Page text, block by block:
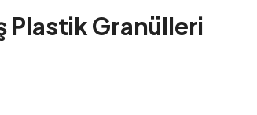
Plastik Granülleri